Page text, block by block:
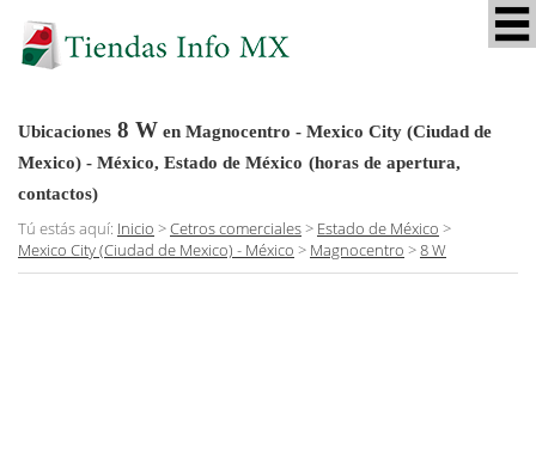
Ubicaciones 8 W en Magnocentro - Mexico City (Ciudad de
Mexico) - México, Estado de México (horas de apertura,
contactos)
Tú estás aquí: Inicio >Cetros comerciales> Estado de México >
Mexico City (Ciudad de Mexico) - México > Magnocentro >8 W